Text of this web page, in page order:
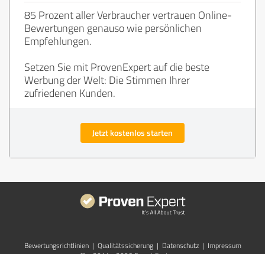
85 Prozent aller Verbraucher vertrauen Online-
Bewertungen genauso wie persönlichen
Empfehlungen.
Setzen Sie mit ProvenExpert auf die beste
Werbung der Welt: Die Stimmen Ihrer
zufriedenen Kunden.
Jetzt kostenlos starten
Bewertungs­richtlinien | Qualitätssicherung | Datenschutz | Impressum